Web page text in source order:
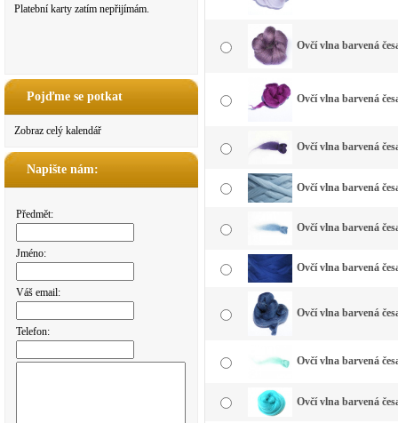
Platební karty zatím nepřijímám.
Pojďme se potkat
Zobraz celý kalendář
Napište nám:
Předmět:
Jméno:
Váš email:
Telefon:
Ovčí vlna barvená
Ovčí vlna barvená
Ovčí vlna barvená
Ovčí vlna barvená
Ovčí vlna barvená
Ovčí vlna barvená
Ovčí vlna barvená
Ovčí vlna barvená
Ovčí vlna barvená